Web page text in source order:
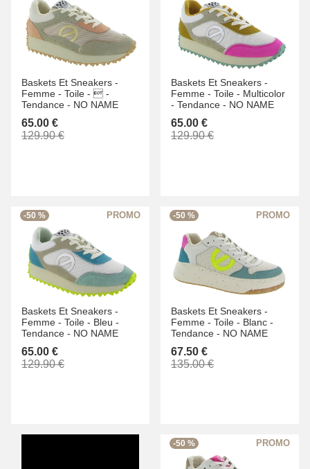
Baskets Et Sneakers -
Femme - Toile -  -
Tendance - NO NAME
65.00 €
129.90 €
Baskets Et Sneakers -
Femme - Toile - Multicolor
- Tendance - NO NAME
65.00 €
129.90 €
-50 %
Baskets Et Sneakers -
Femme - Toile - Bleu -
Tendance - NO NAME
65.00 €
129.90 €
-50 %
Baskets Et Sneakers -
Femme - Toile - Blanc -
Tendance - NO NAME
67.50 €
135.00 €
-50 %